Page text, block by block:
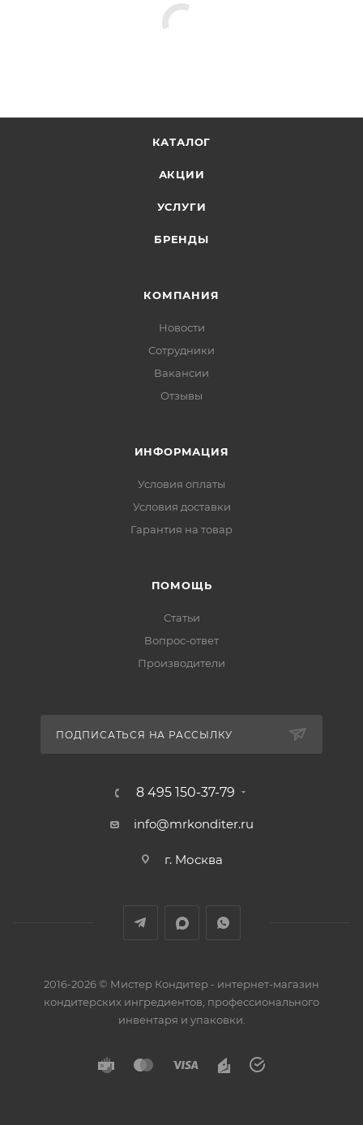
КАТАЛОГ
АКЦИИ
УСЛУГИ
БРЕНДЫ
КОМПАНИЯ
Новости
Сотрудники
Вакансии
Отзывы
ИНФОРМАЦИЯ
Условия оплаты
Условия доставки
Гарантия на товар
ПОМОЩЬ
Статьи
Вопрос-ответ
Производители
ПОДПИСАТЬСЯ НА РАССЫЛКУ
8 495 150-37-79
info@mrkonditer.ru
г. Москва
2016-2026 © Мистер Кондитер - интернет-магазин
кондитерских ингредиентов, профессионального
инвентаря и упаковки.